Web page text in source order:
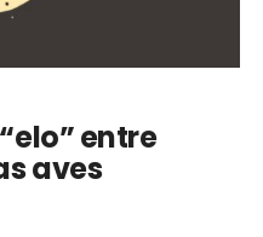
entre
aves